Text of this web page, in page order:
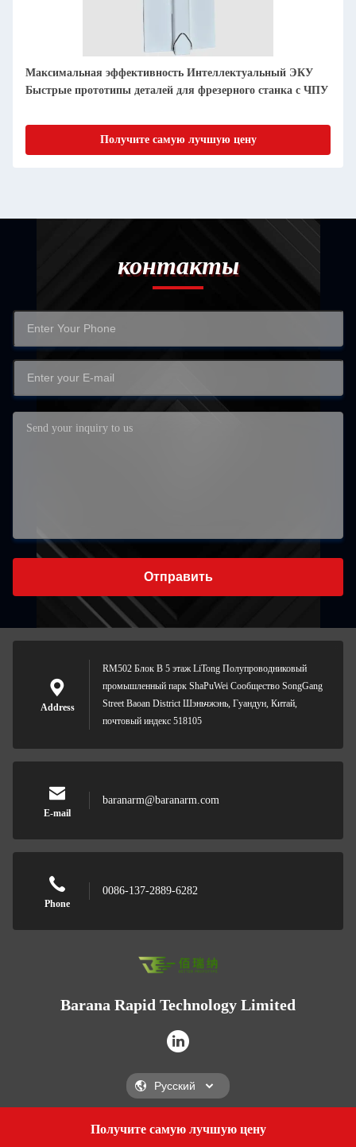
Получите самую лучшую цену
Продвинутое фрезирование с помощью ЧПУ для
интеллектуального производства прототипов ЭКУ
Получите самую лучшую цену
контакты
Отправить
Address
RM502 Блок B 5 этаж LiTong Полупроводниковый
промышленный парк ShaPuWei Сообщество SongGang
Street Baoan District Шэньчжэнь, Гуандун, Китай,
почтовый индекс 518105
E-mail
baranarm@baranarm.com
Phone
0086-137-2889-6282
Barana Rapid Technology Limited
Barana Rapid Technology LimitedGet a Quote